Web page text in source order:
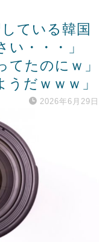
ている韓国
・・・」
たのにｗ」
うだｗｗｗ」
2026年6月29日